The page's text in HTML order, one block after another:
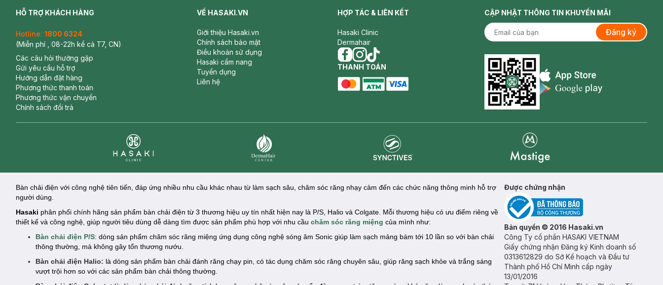
HỖ TRỢ KHÁCH HÀNG
Hotline: 1800 6324
(Miễn phí , 08-22h kể cả T7, CN)
Các câu hỏi thường gặp
Gửi yêu cầu hỗ trợ
Hướng dẫn đặt hàng
Phương thức thanh toán
Phương thức vận chuyển
Chính sách đổi trả
VỀ HASAKI.VN
Giới thiệu Hasaki.vn
Chính sách bảo mật
Điều khoản sử dụng
Hasaki cẩm nang
Tuyển dụng
Liên hệ
HỢP TÁC & LIÊN KẾT
Hasaki Clinic
Dermahair
facebook
instagram
tiktok
THANH TOÁN
CẬP NHẬT THÔNG TIN KHUYẾN MÃI
Đăng ký
Appstore icon
Bàn chải điện với công nghệ tiên tiến, đáp ứng nhiều nhu cầu khác nhau từ làm sạch sâu, chăm sóc răng nhạy cảm đến các chức năng thông minh hỗ trợ
người dùng.
Hasaki phân phối chính hãng sản phẩm bàn chải điện từ 3 thương hiệu uy tín nhất hiện nay là P/S, Halio và Colgate. Mỗi thương hiệu có ưu điểm riêng về
thiết kế và công nghệ, giúp người tiêu dùng dễ dàng tìm được sản phẩm phù hợp với nhu cầu chăm sóc răng miệng của mình như:
Bàn chải điện P/S: dòng sản phẩm chăm sóc răng miệng ứng dụng công nghệ sóng âm Sonic giúp làm sạch mảng bám tới 10 lần so với bàn chải
thông thường, mà không gây tổn thương nướu.
Bàn chải điện Halio: là dòng sản phẩm bàn chải đánh răng chạy pin, có tác dụng chăm sóc răng chuyên sâu, giúp răng sạch khỏe và trắng sáng
vượt trội hơn so với các sản phẩm bàn chải thông thường.
Được chứng nhận
Bản quyền © 2016 Hasaki.vn
Công Ty cổ phần HASAKI VIETNAM
Giấy chứng nhận Đăng ký Kinh doanh số
0313612829 do Sở Kế hoạch và Đầu tư
Thành phố Hồ Chí Minh cấp ngày
13/01/2016